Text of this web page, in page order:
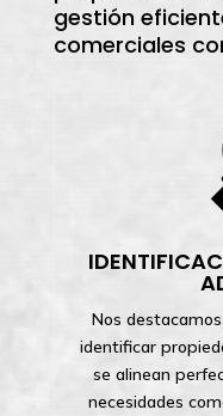
gestión
comerciales
Nos
identificar
se alinean
necesidades